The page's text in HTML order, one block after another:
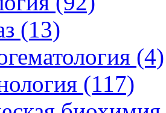
(13)
(4)
(117)